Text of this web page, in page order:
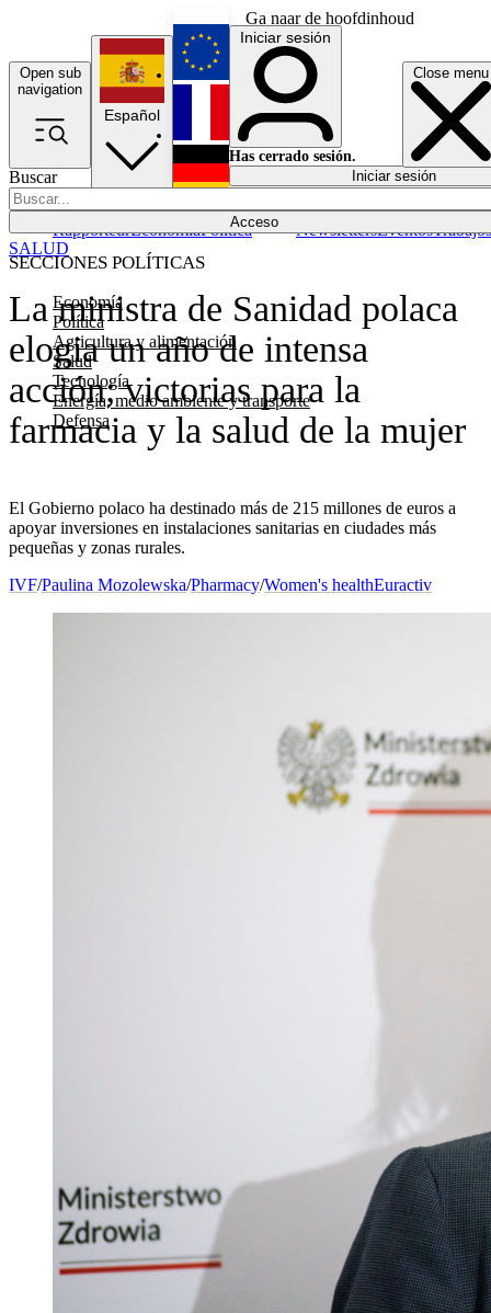
Ga naar de hoofdinhoud
Open sub
navigation
Close menu
Buscar
Acceso
SECCIONES POLÍTICAS
Economía
Política
Agricultura y alimentación
Salud
Tecnología
Energía, medio ambiente y transporte
Defensa
RapporteurEconomíaPolítica NewslettersEventosTrabajos
Español
English
Français
Iniciar sesión
Has cerrado sesión.
Iniciar sesión
La ministra de Sanidad polaca
elogia un año de intensa
acción; victorias para la
farmacia y la salud de la mujer
El Gobierno polaco ha destinado más de 215 millones de euros a
apoyar inversiones en instalaciones sanitarias en ciudades más
pequeñas y zonas rurales.
SALUD
IVF/Paulina Mozolewska/Pharmacy/Women's healthEuractiv